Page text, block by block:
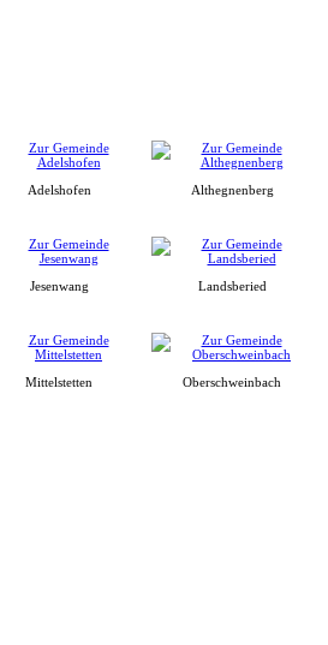
Adelshofen Althegnenberg
Jesenwang Landsberied
Mittelstetten Oberschweinbach